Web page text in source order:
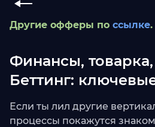
Другие офферы по ссылке.
Финансы,
Беттинг:
Если ты лил другие
процессы покажутся